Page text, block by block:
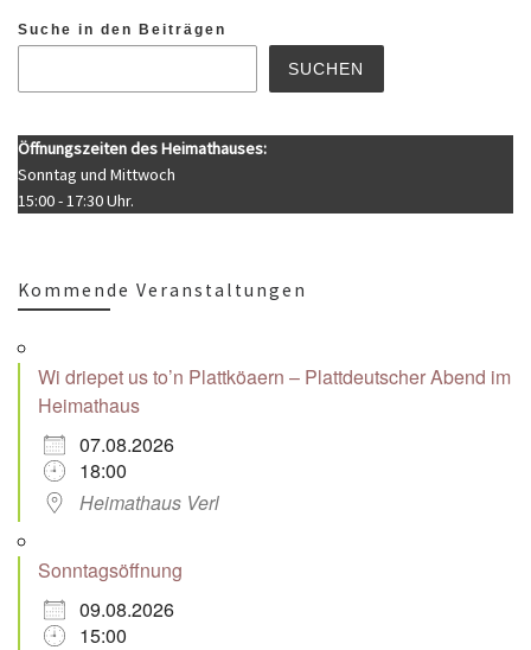
Suche in den Beiträgen
SUCHEN
Öffnungszeiten des Heimathauses:
Sonntag und Mittwoch
15:00 - 17:30 Uhr.
Kommende Veranstaltungen
Wi driepet us to’n Plattköaern – Plattdeutscher Abend im
Heimathaus
07.08.2026
18:00
Heimathaus Verl
Sonntagsöffnung
09.08.2026
15:00